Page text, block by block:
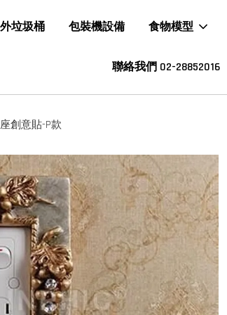
垃圾桶 包裝機設備 食物模型
聯絡我們 02-28852016
創意貼-P款